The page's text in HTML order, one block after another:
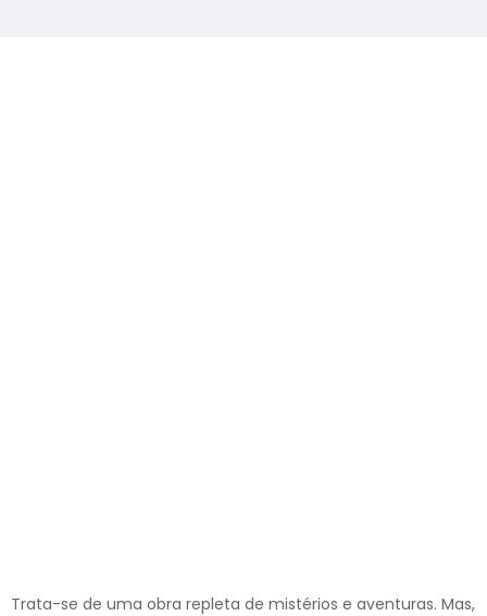
Trata-se de uma obra repleta de mistérios e aventuras. Mas,